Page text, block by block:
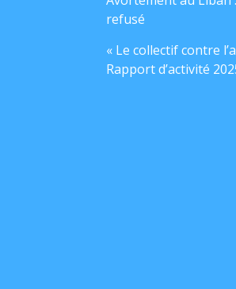
refusé
« Le collectif contre
Rapport d’activité